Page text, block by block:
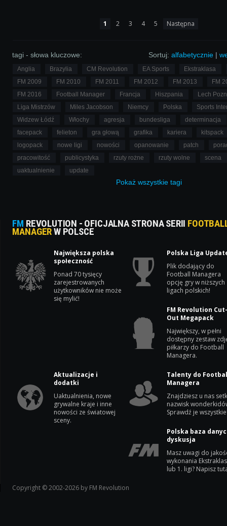
dziękujemy im za wysiłek
1 2 3 4 5 Następna
Sortuj: alfabetycznie |
tagi - słowa kluczowe:
Anglia Brazylia CM Revolution EA Sports
Ekstraklasa
FM 2009
FM 2010 FM 2011 FM 2012 FM 2013
FM
FM 2016
Football Manager Francja Hiszpania
Lech
Liga Mistrzów
Miles Jacobson Niemcy Polska
Sports
Widzew Łódź
Włochy agresja bundesliga
determinacja
facepack
felieton gra głową grafika kariera
kitspack
logopack
nowe ligi nowości opanowanie patch
pracowitość
publicystyka rzuty rożne rzuty wolne
scena
uaktualnienie
update
Pokaż wszystkie tagi
FM REVOLUTION - OFICJALNA STRONA SERII
MANAGERW POLSCE
Największa polska
społeczność
Ponad 70 tysięcy
zarejestrowanych
użytkowników nie może
się mylić!
Polska Liga
Plik dodający do
Football Managera
opcję gry w niższych
ligach polskich!
FM Revolution
Out Megapack
Największy, w pełni
dostępny zestaw
piłkarzy do Football
Managera.
Aktualizacje i
dodatki
Uaktualnienia, nowe
grywalne kraje i inne
nowości ze światowej
sceny.
Talenty do
Managera
Znajdziesz u nas
nazwisk
Sprawdź je
Polska baza
dyskusja
Masz uwagi do
wykonania
lub 1. ligi? Napisz
Copyright © 2002-2026 by FM Revolution